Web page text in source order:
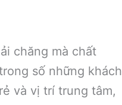
chăng mà chất
số những khách
và vị trí trung tâm,